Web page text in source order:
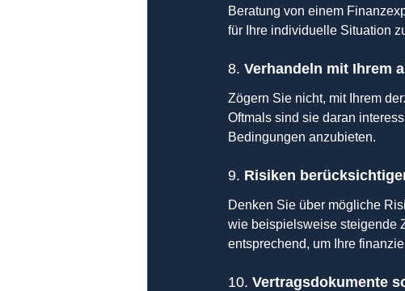
Beratung von einem
für Ihre individuelle Situation
8. Verhandeln mit Ihrem
Zögern Sie nicht, mit Ihrem
Oftmals sind sie daran
Bedingungen anzubieten.
9. Risiken
Denken Sie über mögliche
wie beispielsweise steigende
entsprechend, um Ihre
10. Vertragsdokumente